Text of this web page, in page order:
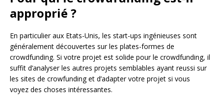
approprié ?
En particulier aux Etats-Unis, les start-ups ingénieuses sont
généralement découvertes sur les plates-formes de
crowdfunding. Si votre projet est solide pour le crowdfunding, il
suffit d’analyser les autres projets semblables ayant reussi sur
les sites de crowfunding et d’adapter votre projet si vous
voyez des choses intéressantes.